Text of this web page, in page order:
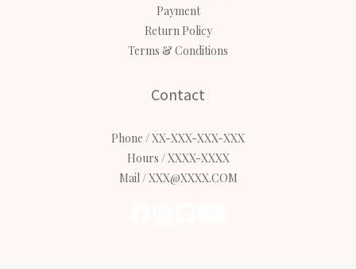
Payment
Return Policy
Terms & Conditions
Contact
Phone / XX-XXX-XXX-XXX
Hours / XXXX-XXXX
Mail / XXX@XXXX.COM